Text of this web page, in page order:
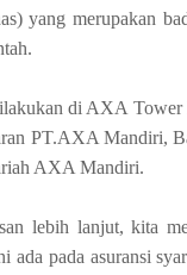
yang merupakan
di AXA Tower
PT.AXA Mandiri,
AXA Mandiri.
lebih lanjut, kita
ada pada asuransi